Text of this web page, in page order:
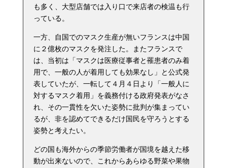
も多く、大型店舗では入り口で来店者の検温も行
っている。
一方、自国でのマスク生産が無いフランスは中国
に２億枚のマスクを発注した。またフランスで
は、当初は「マスクは医療従事者と罹患者のみ着
用で、一般の人が着用しても効果なし」と公式発
表していたが、一転して４月４日より「一般人に
対するマスク着用」を義務付ける政府発表がなさ
れ、その一貫性を欠いた姿勢に批判が集まってい
るが、非を認めてできるだけ国民を守ろうとする
姿勢と考えたい。
どの国も海外からの季節労働者が国境を越えた移
動が出来ないので、これからあらゆる野菜や果物